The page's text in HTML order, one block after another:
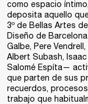
como espacio
deposita aquello
3º de Bellas Artes
Diseño de
Galbe, Pere
Albert Subash,
Salomé Espíta—
que parten de sus
recuerdos,
trabajo que